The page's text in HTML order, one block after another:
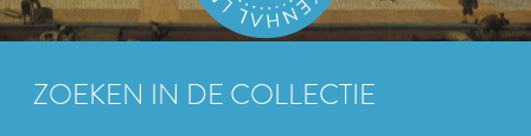
ZOEKEN IN DE COLLECTIE